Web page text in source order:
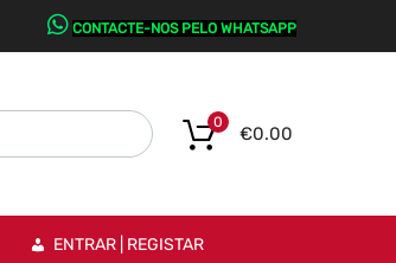
CONTACTE-NOS PELO WHATSAPP
€0.00
0
ENTRAR | REGISTAR